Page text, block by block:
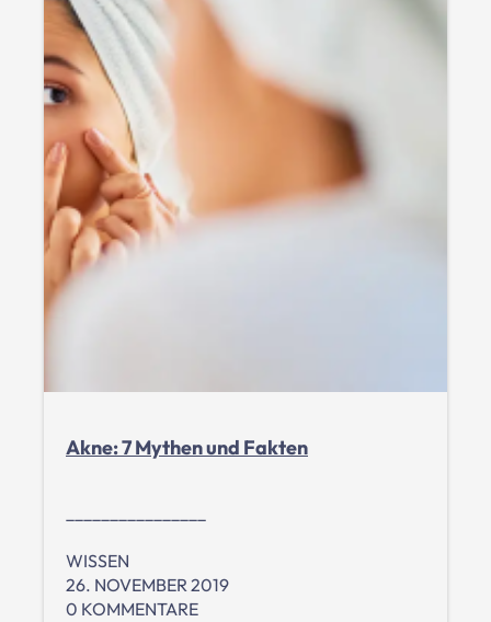
Akne: 7 Mythen und Fakten
WISSEN
26. NOVEMBER 2019
0 KOMMENTARE